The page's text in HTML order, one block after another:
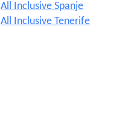
All Inclusive Spanje
All Inclusive Tenerife